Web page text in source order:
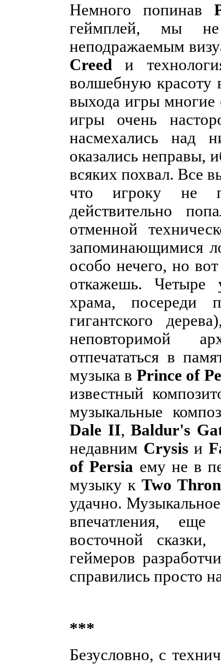
Немного попинав
геймплей, мы
неподражаемым
Creed и
волшебную красоту
выхода игры
игры очень
насмехались над
оказались неправы,
всяких похвал. Все
что игроку не
действительно
отменной
запоминающимися
особо нечего, но
откажешь. Четыре
храма, посереди
гигантского
неповторимой
отпечататься в
музыка в Prince of
известный
музыкальные
Dale II, Baldur's
недавним Crysis и
of Persia ему не в
музыку к Two Thron
удачно.
впечатления, еще
восточной
геймеров
справились просто
***
Безусловно, с